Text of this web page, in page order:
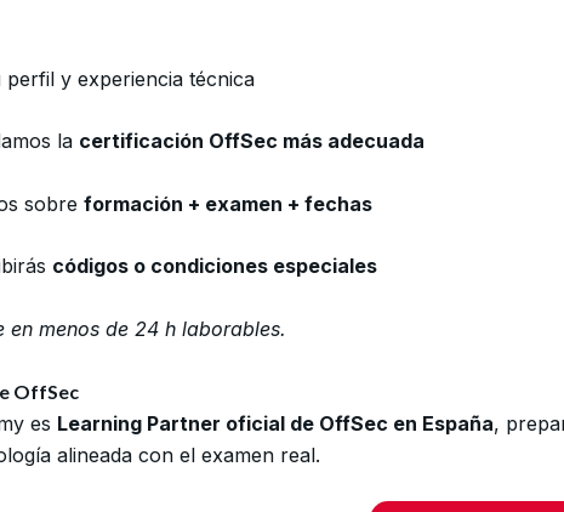
perfil y experiencia técnica
la certificación OffSec más adecuada
sobre formación + examen + fechas
códigos o condiciones especiales
en menos de 24 h laborables.
OffSec
es Learning Partner oficial de OffSec en España,
alineada con el examen real.